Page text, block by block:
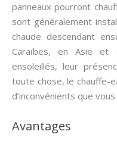
panneaux pourront
sont généralement
chaude descendant
Caraïbes, en Asie et
ensoleillés, leur
toute chose, le chauffe-
d’inconvénients que
Avantages